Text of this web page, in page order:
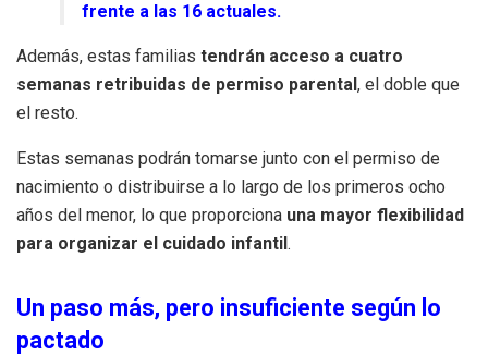
frente a las 16 actuales.
Además, estas familias tendrán acceso a cuatro
semanas retribuidas de permiso parental , el doble que
el resto.
Estas semanas podrán tomarse junto con el permiso de
nacimiento o distribuirse a lo largo de los primeros ocho
años del menor, lo que proporciona una mayor flexibilidad
para organizar el cuidado infantil .
Un paso más, pero insuficiente según lo
pactado